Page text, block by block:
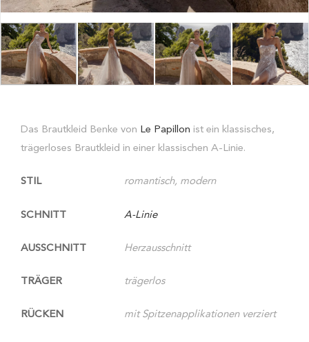
Das Brautkleid Benke von Le Papillon ist ein klassisches,
trägerloses Brautkleid in einer klassischen A-Linie.
STIL romantisch, modern
SCHNITT A-Linie
AUSSCHNITT Herzausschnitt
TRÄGER trägerlos
RÜCKEN mit Spitzenapplikationen verziert